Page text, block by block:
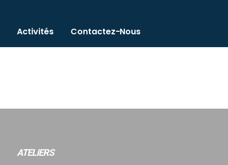
Activités Contactez-Nous
ATELIERS